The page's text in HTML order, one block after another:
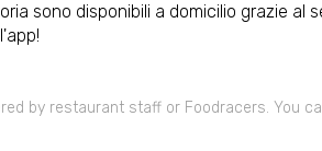
sono disponibili a domicilio grazie al
by restaurant staff or Foodracers. You